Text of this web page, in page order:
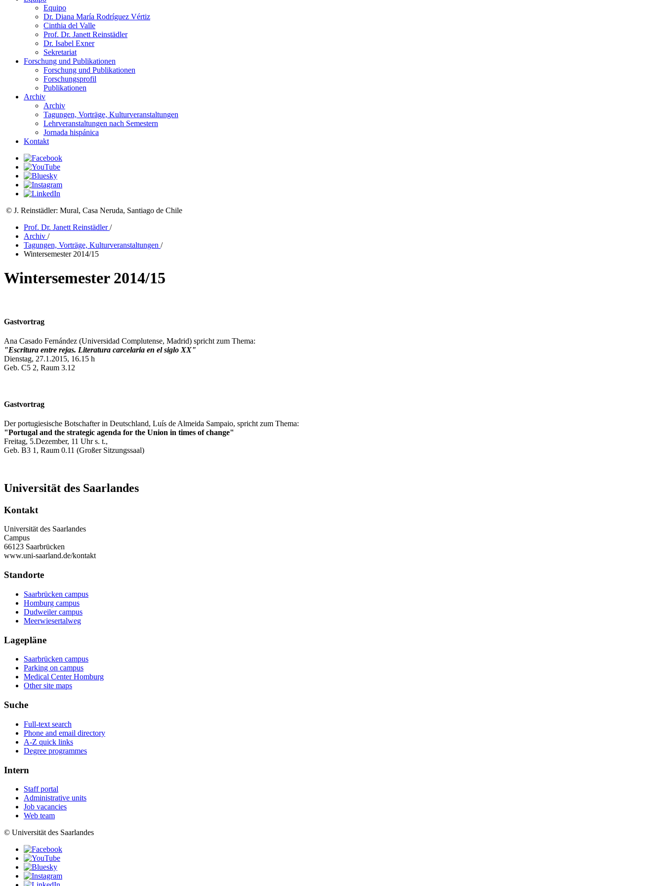
Equipo
Dr. Diana María Rodríguez Vértiz
Cinthia del Valle
Prof. Dr. Janett Reinstädler
Dr. Isabel Exner
Sekretariat
Forschung und Publikationen
Forschung und Publikationen
Forschungsprofil
Publikationen
Archiv
Archiv
Tagungen, Vorträge, Kulturveranstaltungen
Lehrveranstaltungen nach Semestern
Jornada hispánica
Kontakt
© J. Reinstädler: Mural, Casa Neruda, Santiago de Chile
Prof. Dr. Janett Reinstädler/
Archiv /
Tagungen, Vorträge, Kulturveranstaltungen /
Wintersemester 2014/15
Wintersemester 2014/15
Gastvortrag
Ana Casado Fernández (Universidad Complutense, Madrid) spricht zum Thema:
"Escritura entre rejas. Literatura carcelaria en el siglo XX"
Dienstag, 27.1.2015, 16.15 h
Geb. C5 2, Raum 3.12
Gastvortrag
Der portugiesische Botschafter in Deutschland, Luís de Almeida Sampaio, spricht zum Thema:
"Portugal and the strategic agenda for the Union in times of change"
Freitag, 5.Dezember, 11 Uhr s. t.,
Geb. B3 1, Raum 0.11 (Großer Sitzungssaal)
Universität des Saarlandes
Kontakt
Universität des Saarlandes
Campus
66123 Saarbrücken
www.uni-saarland.de/kontakt
Standorte
Saarbrücken campus
Homburg campus
Dudweiler campus
Meerwiesertalweg
Lagepläne
Saarbrücken campus
Parking on campus
Medical Center Homburg
Other site maps
Suche
Full-text search
Phone and email directory
A-Z quick links
Degree programmes
Intern
Staff portal
Administrative units
Job vacancies
Web team
© Universität des Saarlandes